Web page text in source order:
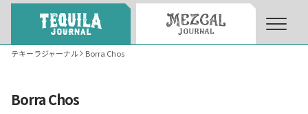
テキーラジャーナル Borra Chos
Borra Chos